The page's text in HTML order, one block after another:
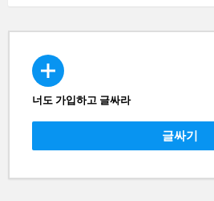
CREATE
너도 가입하고 글싸라
글싸기